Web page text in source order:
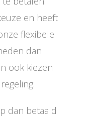
en heeft
flexibele
dan
ook kiezen
dan betaald